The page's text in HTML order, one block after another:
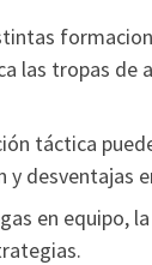
las tropas
táctica
y desventajas
en equipo,